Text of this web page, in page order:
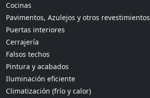
Cocinas
Pavimentos, Azulejos y otros revestimientos
Puertas interiores
Cerrajería
Falsos techos
Pintura y acabados
Iluminación eficiente
Climatización (frío y calor)